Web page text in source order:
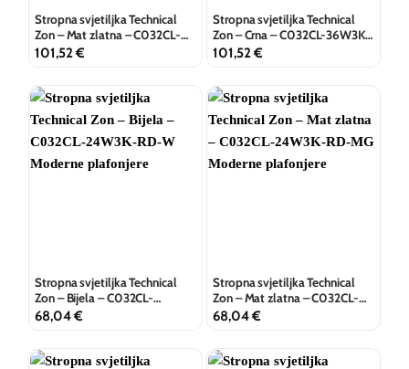
Stropna svjetiljka Technical
Zon – Mat zlatna – C032CL-
36W3K-RD-MG
101,52€
Stropna svjetiljka Technical
Zon – Crna – C032CL-36W3K-
RD-B
101,52€
Stropna svjetiljka Technical
Zon – Bijela – C032CL-
24W3K-RD-W
68,04€
Stropna svjetiljka Technical
Zon – Mat zlatna – C032CL-
24W3K-RD-MG
68,04€